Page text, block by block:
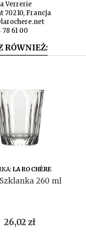
Verrerie
70210, Francja
78 61 00
RÓWNIEŻ:
DO KOSZYKA
LA ROCHÈRE
260 ml
Cena
26,02 zł